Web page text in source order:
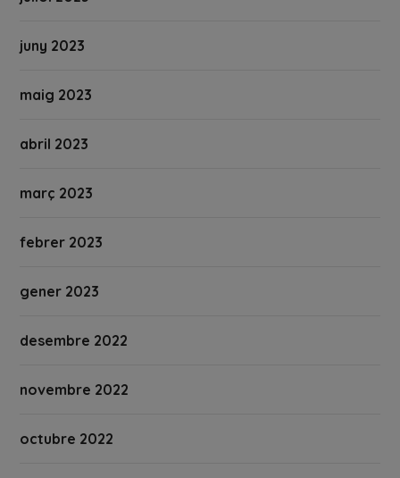
juny 2023
maig 2023
abril 2023
març 2023
febrer 2023
gener 2023
desembre 2022
novembre 2022
octubre 2022